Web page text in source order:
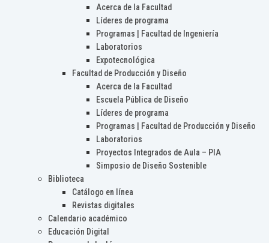
Acerca de la Facultad
Líderes de programa
Programas | Facultad de Ingeniería
Laboratorios
Expotecnológica
Facultad de Producción y Diseño
Acerca de la Facultad
Escuela Pública de Diseño
Líderes de programa
Programas | Facultad de Producción y Diseño
Laboratorios
Proyectos Integrados de Aula – PIA
Simposio de Diseño Sostenible
Biblioteca
Catálogo en línea
Revistas digitales
Calendario académico
Educación Digital